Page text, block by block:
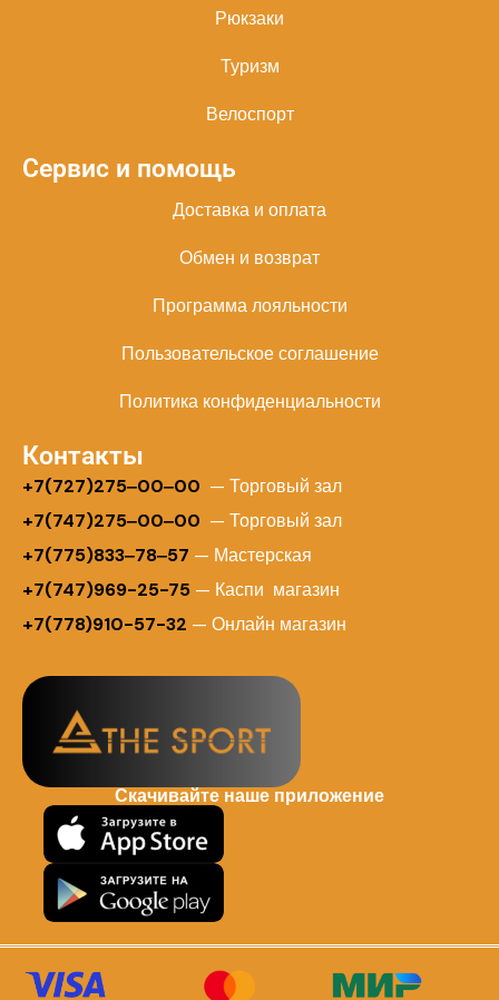
Рюкзаки
Туризм
Велоспорт
Сервис и помощь
Доставка и оплата
Обмен и возврат
Программа лояльности
Пользовательское соглашение
Политика конфиденциальности
Контакты
+7(727)275‒00‒00 — Торговый зал
+7(747)275‒00‒00 — Торговый зал
+7(775)833‒78‒57 — Мастерская
+7(747)969-25-75 — Каспи магазин
+7(778)910-57-32 — Онлайн магазин
Скачивайте наше приложение